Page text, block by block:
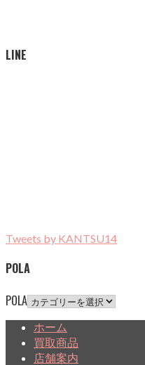
LINE
Tweets by KANTSU14
POLA
POLA
ホーム
買取商品
店舗案内